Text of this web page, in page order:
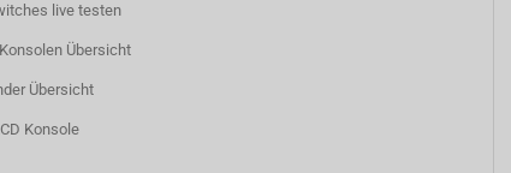
live testen
Übersicht
Übersicht
Konsole